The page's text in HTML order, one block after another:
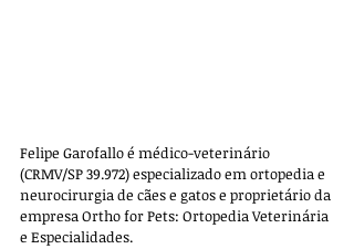
Felipe Garofallo é médico-veterinário
(CRMV/SP 39.972) especializado em ortopedia e
neurocirurgia de cães e gatos e proprietário da
empresa Ortho for Pets: Ortopedia Veterinária
e Especialidades.